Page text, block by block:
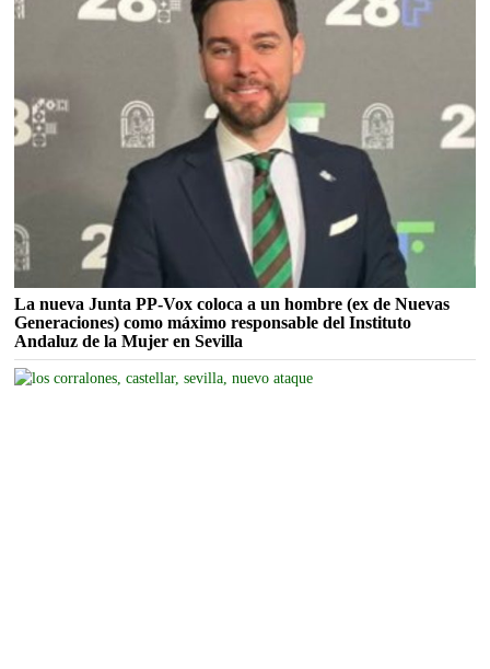
La nueva Junta PP-Vox coloca a un hombre (ex de Nuevas
Generaciones) como máximo responsable del Instituto
Andaluz de la Mujer en Sevilla